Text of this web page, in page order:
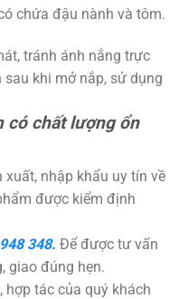
chứa đậu nành và tôm.
tránh ánh nắng trực
khi mở nắp, sử dụng
có chất lượng ổn
nhập khẩu uy tín về
được kiểm định
348. Để được tư vấn
giao đúng hẹn.
hợp tác của quý khách